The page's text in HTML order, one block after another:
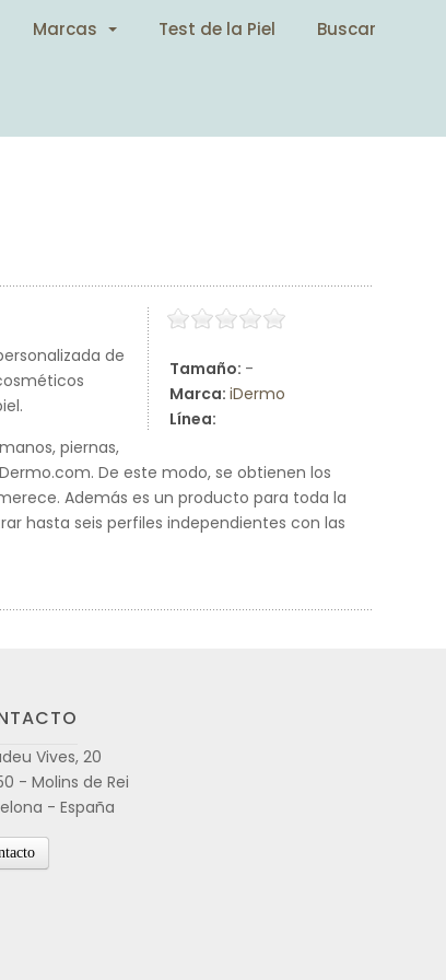
Marcas Test de la Piel
Buscar
Tamaño: -
Marca: iDermo
Línea:
de
piernas,
De este modo, se obtienen los
Además es un producto para toda la
hasta seis perfiles independientes con las
Vives, 20
- Molins de Rei
- España